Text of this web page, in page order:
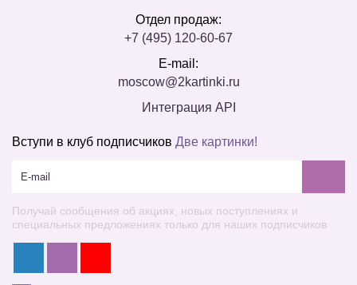
Отдел продаж:
+7 (495) 120-60-67
E-mail:
moscow@2kartinki.ru
Интеграция API
Вступи в клуб подписчиков Две картинки!
Получай сообщения об акциях, новых поступлениях и
специальных предложениях только для наших подписчиков